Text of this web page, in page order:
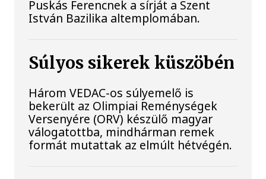
Puskás Ferencnek a sírját a Szent
István Bazilika altemplomában.
Súlyos sikerek küszöbén
Három VEDAC-os súlyemelő is
bekerült az Olimpiai Reménységek
Versenyére (ORV) készülő magyar
válogatottba, mindhárman remek
formát mutattak az elmúlt hétvégén.